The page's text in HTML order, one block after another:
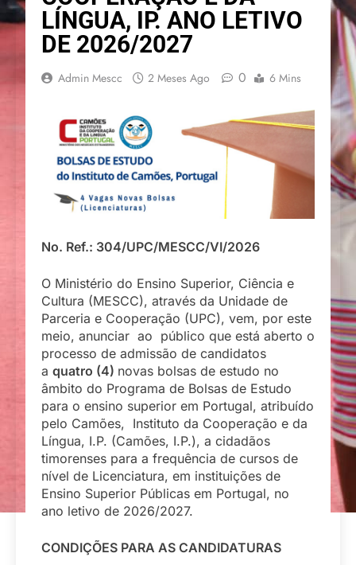
LÍNGUA, IP. ANO LETIVO
DE 2026/2027
Admin Mescc 2 Meses Ago 0 6 Mins
No. Ref.: 304/UPC/MESCC/VI/2026
O Ministério do Ensino Superior, Ciência e
Cultura (MESCC), através da Unidade de
Parceria e Cooperação (UPC), vem, por este
meio, anunciar ao público que está aberto o
processo de admissão de candidatos
a quatro (4) novas bolsas de estudo no
âmbito do Programa de Bolsas de Estudo
para o ensino superior em Portugal, atribuído
pelo Camões, Instituto da Cooperação e da
Língua, I.P. (Camões, I.P.), a cidadãos
timorenses para a frequência de cursos de
nível de Licenciatura, em instituições de
Ensino Superior Públicas em Portugal, no
ano letivo de 2026/2027.
CONDIÇÕES PARA AS CANDIDATURAS